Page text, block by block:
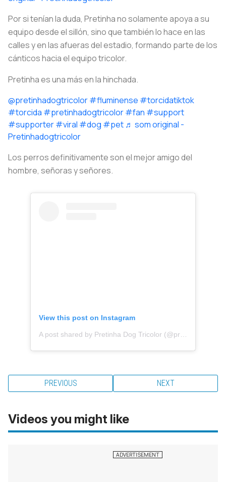
Por si tenían la duda, Pretinha no solamente apoya a su
equipo desde el sillón, sino que también lo hace en las
calles y en las afueras del estadio, formando parte de los
cánticos hacia el equipo tricolor.
Pretinha es una más en la hinchada.
@pretinhadogtricolor#fluminense #torcidatiktok
#torcida #pretinhadogtricolor#fan #support
#supporter#viral #dog #pet ♬ som original -
Pretinhadogtricolor
Los perros definitivamente son el mejor amigo del
hombre, señoras y señores.
View this post on Instagram
A post shared by Pretinha Dog Tricolor (@pretinhadogtricolor)
PREVIOUS NEXT
Videos you might like